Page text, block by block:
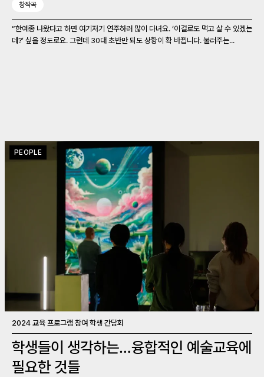
창작곡
“한예종 나왔다고 하면 여기저기 연주하러 많이 다녀요. ‘이걸로도 먹고 살 수 있겠는
데?’ 싶을 정도로요. 그런데 30대 초반만 되도 상황이 확 바뀝니다. 불러주는...
PEOPLE
2024 교육 프로그램 참여 학생 간담회
학생들이 생각하는…융합적인 예술교육에
필요한 것들